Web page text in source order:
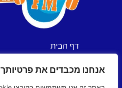
אנחנו מכבדים את פרטיותך
דף הבית
ספורט
תכניות